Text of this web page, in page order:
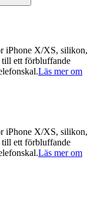
X/XS, silikon,
ett förbluffande
Läs mer om
X/XS, silikon,
ett förbluffande
Läs mer om